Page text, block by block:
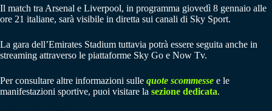
Il match tra Arsenal e Liverpool, in programma giovedì 8 gennaio alle
ore 21 italiane, sarà visibile in diretta sui canali di Sky Sport.
La gara dell’Emirates Stadium tuttavia potrà essere seguita anche in
streaming attraverso le piattaforme Sky Go e Now Tv.
Per consultare altre informazioni sulle quote scommesse e le
manifestazioni sportive, puoi visitare la sezione dedicata.